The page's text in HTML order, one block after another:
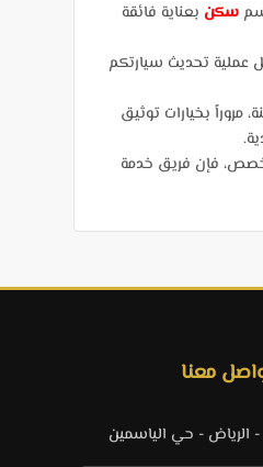
سكن بعناية فائقة
عملية تحديث سيارتكم
بخيارات توثيق
فإن فريق خدمة
معنا
الرياض - حي الياسمين